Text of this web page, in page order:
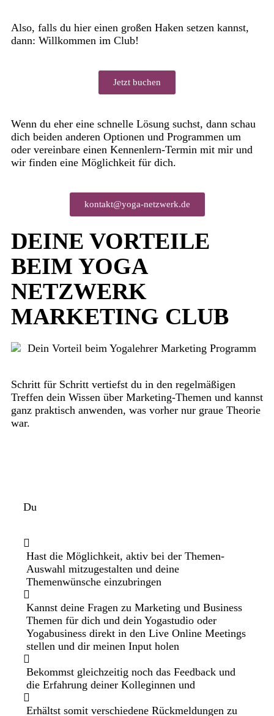
Also, falls du hier einen großen Haken setzen kannst,
dann: Willkommen im Club!
Jetzt buchen
Wenn du eher eine schnelle Lösung suchst, dann schau
dich beiden anderen Optionen und Programmen um
oder vereinbare einen Kennenlern-Termin mit mir und
wir finden eine Möglichkeit für dich.
kontakt@yoga-netzwerk.de
DEINE VORTEILE
BEIM YOGA
NETZWERK
MARKETING CLUB
Schritt für Schritt vertiefst du in den regelmäßigen
Treffen dein Wissen über Marketing-Themen und kannst
ganz praktisch anwenden, was vorher nur graue Theorie
war.
Du
Hast die Möglichkeit, aktiv bei der Themen-
Auswahl mitzugestalten und deine
Themenwünsche einzubringen
Kannst deine Fragen zu Marketing und Business
Themen für dich und dein Yogastudio oder
Yogabusiness direkt in den Live Online Meetings
stellen und dir meinen Input holen
Bekommst gleichzeitig noch das Feedback und
die Erfahrung deiner Kolleginnen und
Erhältst somit verschiedene Rückmeldungen zu